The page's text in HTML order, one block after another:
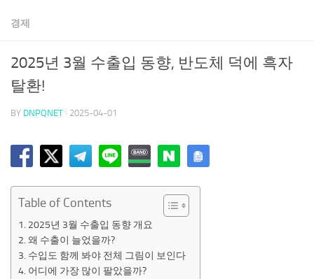
경제
2025년 3월 수출입 동향, 반도체 덕에 흑자
탈환!
BY DNPQNET · 2025-04-01
Table of Contents
2025년 3월 수출입 동향 개요
왜 수출이 늘었을까?
수입도 함께 봐야 전체 그림이 보인다
어디에 가장 많이 팔았을까?